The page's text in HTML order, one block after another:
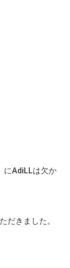
にAdiLLは欠か
だきました。